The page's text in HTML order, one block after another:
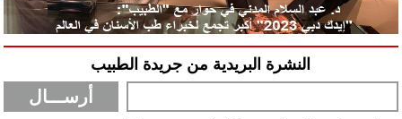
النشرة البريدية من جريدة الطبيب